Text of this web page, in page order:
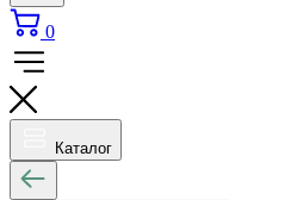
0
Каталог